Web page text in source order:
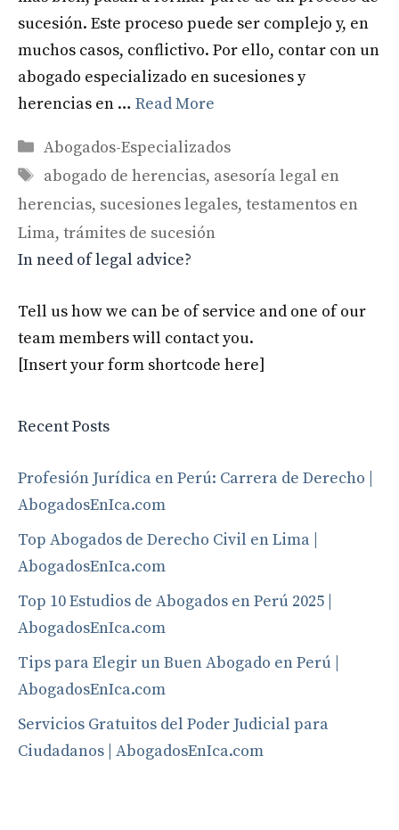
sucesión. Este proceso puede ser complejo y, en
muchos casos, conflictivo. Por ello, contar con un
abogado especializado en sucesiones y
herencias en … Read More
Categories
Abogados-Especializados
Tags
abogado de herencias, asesoría legal en
herencias, sucesiones legales, testamentos en
Lima, trámites de sucesión
In need of legal advice?
Tell us how we can be of service and one of our
team members will contact you.
[Insert your form shortcode here]
Recent Posts
Profesión Jurídica en Perú: Carrera de Derecho |
AbogadosEnIca.com
Top Abogados de Derecho Civil en Lima |
AbogadosEnIca.com
Top 10 Estudios de Abogados en Perú 2025 |
AbogadosEnIca.com
Tips para Elegir un Buen Abogado en Perú |
AbogadosEnIca.com
Servicios Gratuitos del Poder Judicial para
Ciudadanos | AbogadosEnIca.com